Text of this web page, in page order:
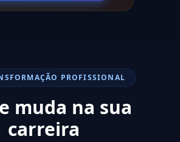
PROFISSIONAL
muda na sua
carreira